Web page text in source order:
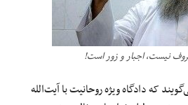
نیست، اجبار و زور است!
که دادگاه ویژه روحانیت با آیت‌الله